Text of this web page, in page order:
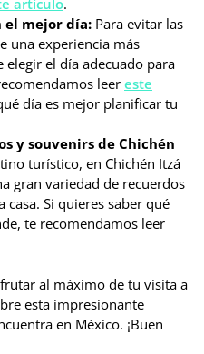
artículo.
el mejor día: Para evitar las
una experiencia más
el día adecuado para
leer este
día es mejor planificar tu
y souvenirs de Chichén
turístico, en Chichén Itzá
gran variedad de recuerdos
Si quieres saber qué
te recomendamos leer
al máximo de tu visita a
esta impresionante
en México. ¡Buen